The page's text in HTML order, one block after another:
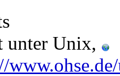
unter Unix,